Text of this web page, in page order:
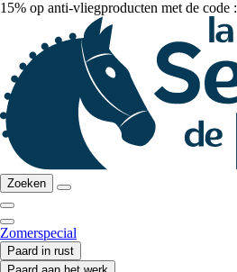
15% op anti-vliegproducten met de code :
Zoeken
Zomerspecial
Paard in rust